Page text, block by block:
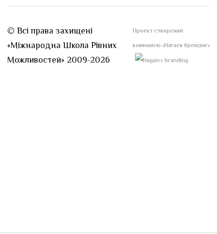
© Всі права захищені
«Міжнародна Школа Рівних
Можливостей» 2009-2026
Проект створений
компанією«Нагаєв брендінг»